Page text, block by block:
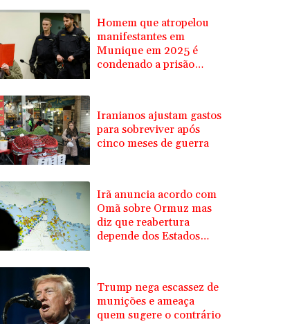
Homem que atropelou
manifestantes em
Munique em 2025 é
condenado a prisão
Iranianos ajustam gastos
para sobreviver após
cinco meses de guerra
Irã anuncia acordo com
Omã sobre Ormuz mas
diz que reabertura
depende dos Estados
Trump nega escassez de
munições e ameaça
quem sugere o contrário